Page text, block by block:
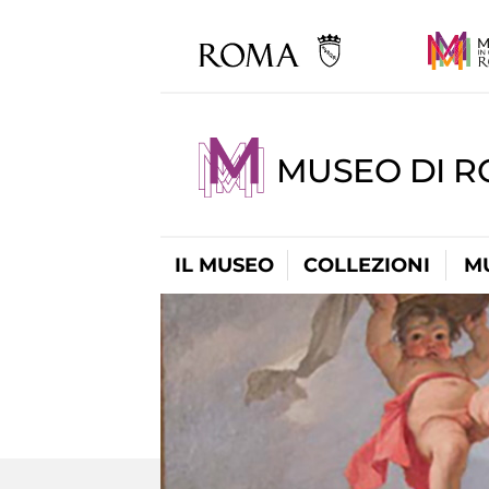
MUSEO DI
IL MUSEO COLLEZIONI